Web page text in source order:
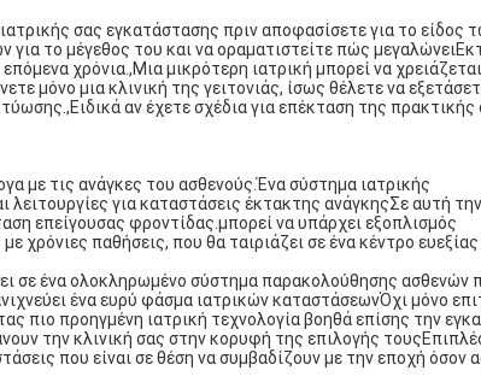
σας εγκατάστασης πριν αποφασίσετε για το είδος
το μέγεθος του και να οραματιστείτε πώς
χρόνια.,Μια μικρότερη ιατρική μπορεί να
μόνο μια κλινική της γειτονιάς, ίσως θέλετε να
αν έχετε σχέδια για επέκταση της πρακτικής
με τις ανάγκες του ασθενούς.Ένα σύστημα ιατρικής
λειτουργίες για καταστάσεις έκτακτης ανάγκηςΣε αυτή την
επείγουσας φροντίδας.μπορεί να υπάρχει εξοπλισμός
χρόνιες παθήσεις, που θα ταιριάζει σε ένα κέντρο
σε ένα ολοκληρωμένο σύστημα παρακολούθησης ασθενών
ένα ευρύ φάσμα ιατρικών καταστάσεωνΌχι μόνο
πιο προηγμένη ιατρική τεχνολογία βοηθά επίσης την
την κλινική σας στην κορυφή της επιλογής
που είναι σε θέση να συμβαδίζουν με την εποχή όσον